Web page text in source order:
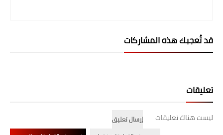
قد تُعجبك هذه المشاركات
تعليقات
ليست هناك تعليقات
إرسال تعليق